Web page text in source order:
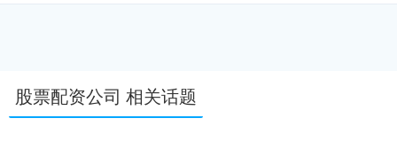
股票配资公司 相关话题